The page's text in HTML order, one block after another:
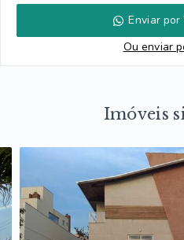
Enviar
Ou enviar
Imóveis